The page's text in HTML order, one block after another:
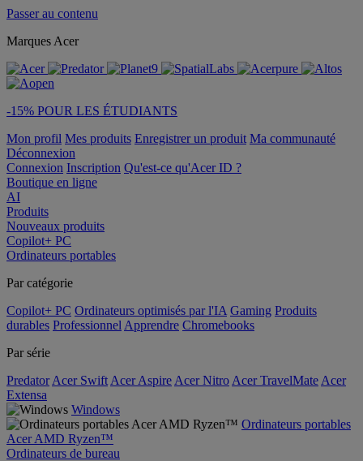
Passer au contenu
Marques Acer
-15% POUR LES ÉTUDIANTS
Mon profil Mes produits Enregistrer un produit Ma communauté
Déconnexion
Connexion Inscription Qu'est-ce qu'Acer ID ?
Boutique en ligne
AI
Produits
Nouveaux produits
Copilot+ PC
Ordinateurs portables
Par catégorie
Copilot+ PC Ordinateurs optimisés par l'IA Gaming Produits
durables Professionnel Apprendre Chromebooks
Par série
Predator Acer Swift Acer Aspire Acer Nitro Acer TravelMate Acer
Extensa
Windows
Ordinateurs portables
Acer AMD Ryzen™
Ordinateurs de bureau